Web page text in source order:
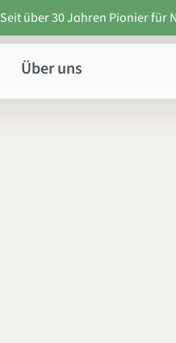
Seit über 30 Jahren Pionier für
Über uns